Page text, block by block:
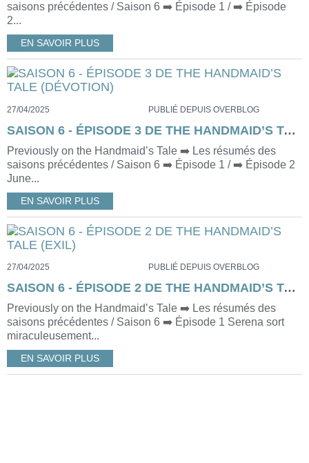
saisons précédentes / Saison 6 ➡️ Épisode 1 / ➡️ Épisode
2...
EN SAVOIR PLUS
27/04/2025 PUBLIÉ DEPUIS OVERBLOG
SAISON 6 - ÉPISODE 3 DE THE HANDMAID’S TALE (DÉVOTION)
Previously on the Handmaid’s Tale ➡️ Les résumés des
saisons précédentes / Saison 6 ➡️ Épisode 1 / ➡️ Épisode 2
June...
EN SAVOIR PLUS
27/04/2025 PUBLIÉ DEPUIS OVERBLOG
SAISON 6 - ÉPISODE 2 DE THE HANDMAID’S TALE (EXIL)
Previously on the Handmaid’s Tale ➡️ Les résumés des
saisons précédentes / Saison 6 ➡️ Épisode 1 Serena sort
miraculeusement...
EN SAVOIR PLUS